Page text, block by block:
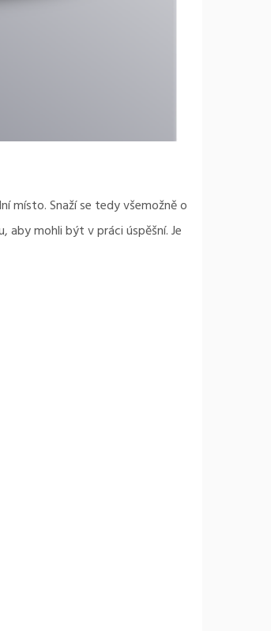
místo. Snaží se tedy všemožně o
aby mohli být v práci úspěšní. Je